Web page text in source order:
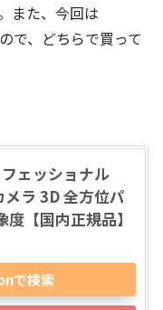
また、今回は
で、どちらで買って
ェッショナル
ラ 3D 全方位パ
【国内正規品】
で検索